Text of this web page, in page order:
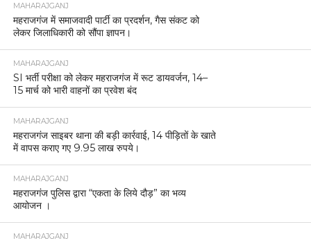
MAHARAJGANJ
महराजगंज में समाजवादी पार्टी का प्रदर्शन, गैस संकट को
लेकर जिलाधिकारी को सौंपा ज्ञापन।
MAHARAJGANJ
SI भर्ती परीक्षा को लेकर महराजगंज में रूट डायवर्जन, 14–
15 मार्च को भारी वाहनों का प्रवेश बंद
MAHARAJGANJ
महराजगंज साइबर थाना की बड़ी कार्रवाई, 14 पीड़ितों के खाते
में वापस कराए गए 9.95 लाख रुपये।
MAHARAJGANJ
महराजगंज पुलिस द्वारा “एकता के लिये दौड़” का भव्य
आयोजन ।
MAHARAJGANJ